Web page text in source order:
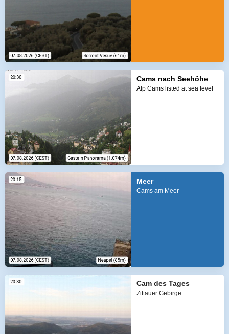
Cams nach Seehöhe
Alp Cams listed at sea level
Meer
Cams am Meer
Cam des Tages
Zittauer Gebirge